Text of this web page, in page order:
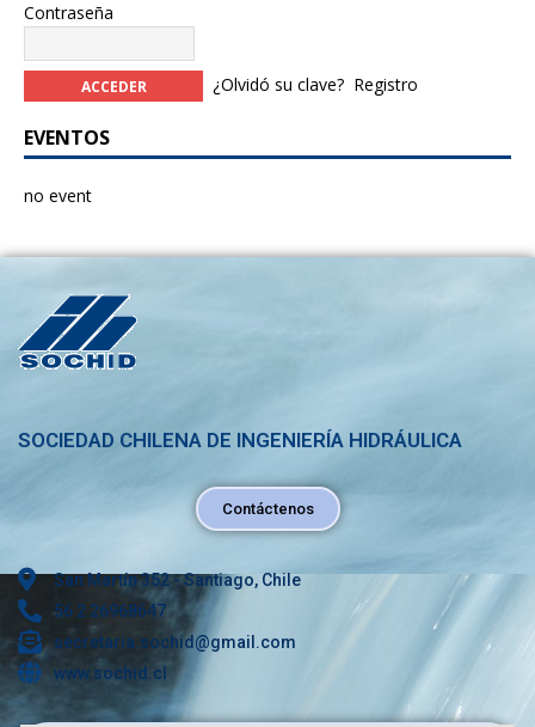
Contraseña
¿Olvidó su clave? Registro
EVENTOS
no event
SOCIEDAD CHILENA DE INGENIERÍA HIDRÁULICA
Contáctenos
San Martín 352 - Santiago, Chile
56 2 26968647
secretaria.sochid@gmail.com
www.sochid.cl